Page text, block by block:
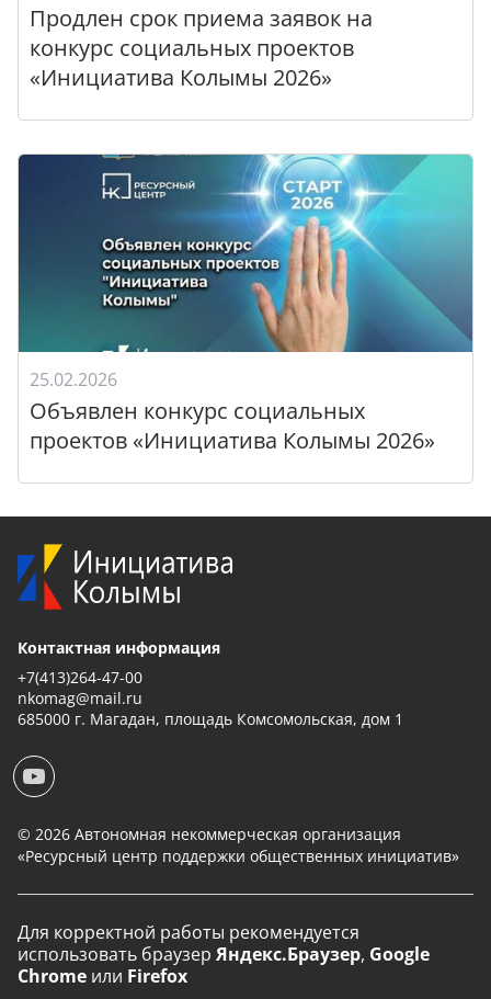
Продлен срок приема заявок на
конкурс социальных проектов
«Инициатива Колымы 2026»
25.02.2026
Объявлен конкурс социальных
проектов «Инициатива Колымы 2026»
Контактная информация
+7(413)264-47-00
nkomag@mail.ru
685000 г. Магадан, площадь Комсомольская, дом 1
© 2026 Автономная некоммерческая организация
«Ресурсный центр поддержки общественных инициатив»
Для корректной работы рекомендуется
использовать браузер Яндекс.Браузер, Google
Chrome или Firefox